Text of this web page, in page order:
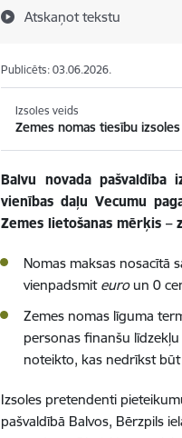
Atskaņot tekstu
Publicēts: 03.06.2026.
Izsoles veids
Zemes nomas tiesību izsoles
Balvu novada pašvaldība
vienības daļu Vecumu
Zemes lietošanas mērķis –
Nomas maksas nosacītā
vienpadsmit euroun 0
Zemes nomas līguma
personas finanšu
noteikto, kas nedrīkst
Izsoles pretendenti
pašvaldībā Balvos, Bērzpils